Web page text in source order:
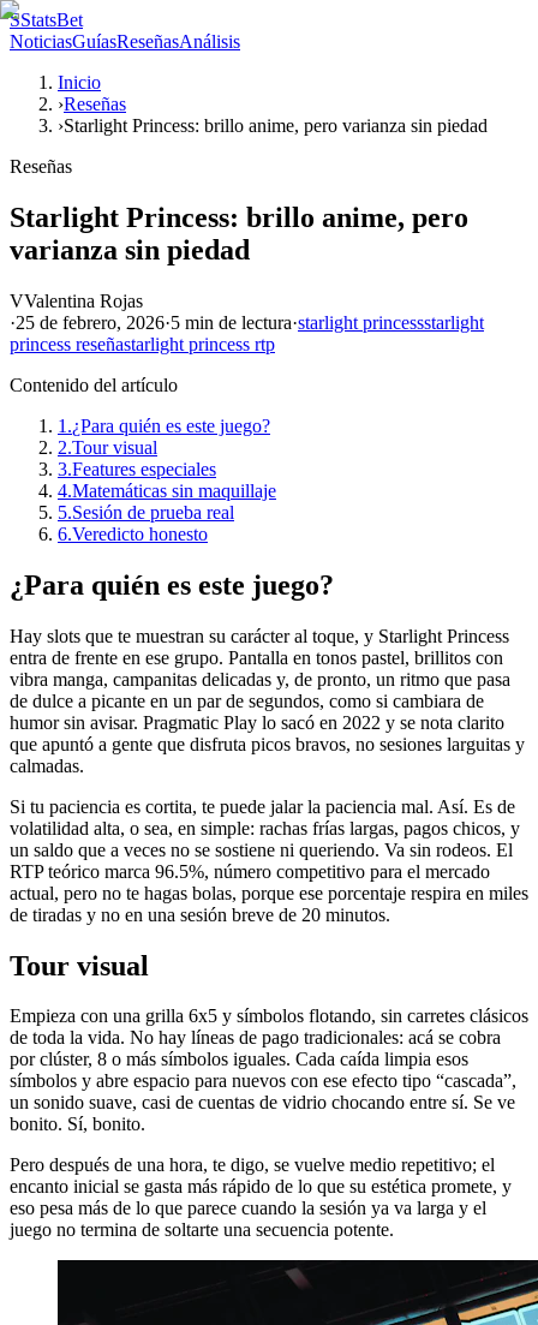
SStatsBet
NoticiasGuíasReseñasAnálisis
Inicio
›Reseñas
›Starlight Princess: brillo anime, pero varianza sin piedad
Reseñas
Starlight Princess: brillo anime, pero
varianza sin piedad
VValentina Rojas
·25 de febrero, 2026·5 min de lectura·starlight princessstarlight
princess reseñastarlight princess rtp
Contenido del artículo
1.¿Para quién es este juego?
2.Tour visual
3.Features especiales
4.Matemáticas sin maquillaje
5.Sesión de prueba real
6.Veredicto honesto
¿Para quién es este juego?
Hay slots que te muestran su carácter al toque, y Starlight Princess
entra de frente en ese grupo. Pantalla en tonos pastel, brillitos con
vibra manga, campanitas delicadas y, de pronto, un ritmo que pasa
de dulce a picante en un par de segundos, como si cambiara de
humor sin avisar. Pragmatic Play lo sacó en 2022 y se nota clarito
que apuntó a gente que disfruta picos bravos, no sesiones larguitas y
calmadas.
Si tu paciencia es cortita, te puede jalar la paciencia mal. Así. Es de
volatilidad alta, o sea, en simple: rachas frías largas, pagos chicos, y
un saldo que a veces no se sostiene ni queriendo. Va sin rodeos. El
RTP teórico marca 96.5%, número competitivo para el mercado
actual, pero no te hagas bolas, porque ese porcentaje respira en miles
de tiradas y no en una sesión breve de 20 minutos.
Tour visual
Empieza con una grilla 6x5 y símbolos flotando, sin carretes clásicos
de toda la vida. No hay líneas de pago tradicionales: acá se cobra
por clúster, 8 o más símbolos iguales. Cada caída limpia esos
símbolos y abre espacio para nuevos con ese efecto tipo “cascada”,
un sonido suave, casi de cuentas de vidrio chocando entre sí. Se ve
bonito. Sí, bonito.
Pero después de una hora, te digo, se vuelve medio repetitivo; el
encanto inicial se gasta más rápido de lo que su estética promete, y
eso pesa más de lo que parece cuando la sesión ya va larga y el
juego no termina de soltarte una secuencia potente.